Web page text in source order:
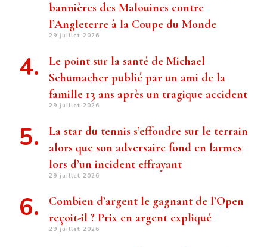
bannières des Malouines contre
l’Angleterre à la Coupe du Monde
29 juillet 2026
Le point sur la santé de Michael
Schumacher publié par un ami de la
famille 13 ans après un tragique accident
29 juillet 2026
La star du tennis s’effondre sur le terrain
alors que son adversaire fond en larmes
lors d’un incident effrayant
29 juillet 2026
Combien d’argent le gagnant de l’Open
reçoit-il ? Prix ​​en argent expliqué
29 juillet 2026